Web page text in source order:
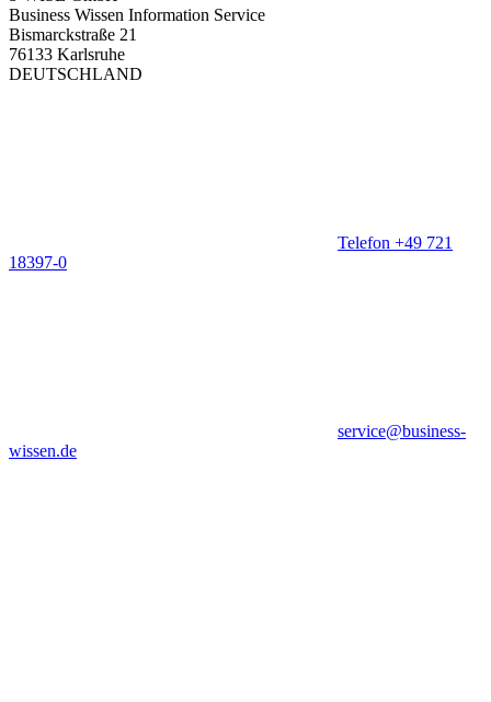
Business Wissen Information Service
Bismarckstraße 21
76133 Karlsruhe
DEUTSCHLAND
Telefon +49 721
18397-0
service@business-
wissen.de